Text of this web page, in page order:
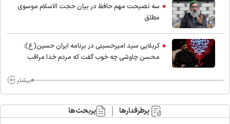
سه نصیحت مهم حافظ در بیان حجت الاسلام موسوی
مطلق
کربلایی سید امیر‌حسینی در برنامه ایران حسین(ع):
محسن چاوشی چه خوب گفت که مردم خدا مراقب
بیشتر
پرطرفدارها پربحث‌ها